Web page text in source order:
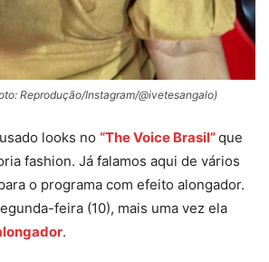
Reprodução/Instagram/@ivetesangalo)
looks no “The Voice Brasil”que
fashion. Já falamos aqui de vários
o programa com efeito alongador.
feira (10), mais uma vez ela
.